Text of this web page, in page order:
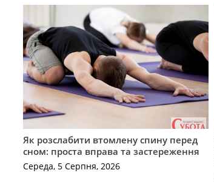
Як розслабити втомлену спину перед
сном: проста вправа та застереження
Середа, 5 Серпня, 2026